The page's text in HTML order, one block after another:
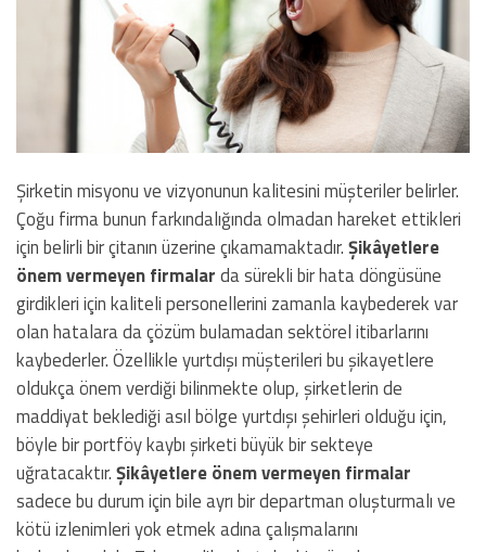
Şirketin misyonu ve vizyonunun kalitesini müşteriler belirler.
Çoğu firma bunun farkındalığında olmadan hareket ettikleri
için belirli bir çitanın üzerine çıkamamaktadır.Şikâyetlere
önem vermeyen firmalarda sürekli bir hata döngüsüne
girdikleri için kaliteli personellerini zamanla kaybederek var
olan hatalara da çözüm bulamadan sektörel itibarlarını
kaybederler. Özellikle yurtdışı müşterileri bu şikayetlere
oldukça önem verdiği bilinmekte olup, şirketlerin de
maddiyat beklediği asıl bölge yurtdışı şehirleri olduğu için,
böyle bir portföy kaybı şirketi büyük bir sekteye
uğratacaktır.Şikâyetlere önem vermeyen firmalar
sadece bu durum için bile ayrı bir departman oluşturmalı ve
kötü izlenimleri yok etmek adına çalışmalarını